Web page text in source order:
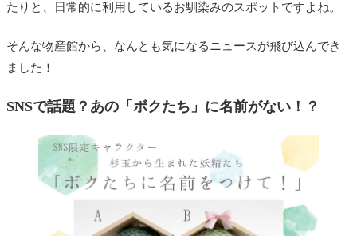
たりと、日常的に利用しているお馴染みのスポットですよね。
そんな物産館から、なんとも気になるニュースが飛び込んでき
ました！
SNSで話題？あの「ボクたち」に名前がない！？